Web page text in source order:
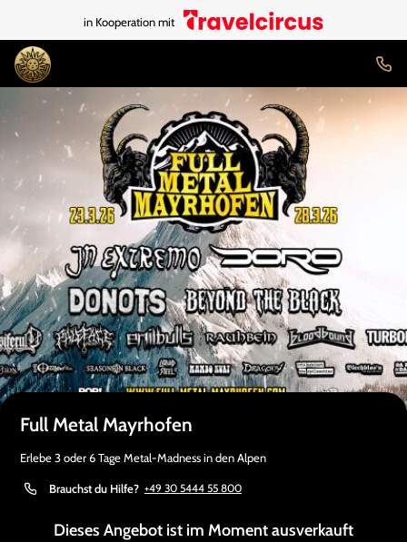
in Kooperation mit
Full Metal Mayrhofen
Erlebe 3 oder 6 Tage Metal-Madness in den Alpen
Brauchst du Hilfe? +49 30 5444 55 800
Dieses Angebot ist im Moment ausverkauft